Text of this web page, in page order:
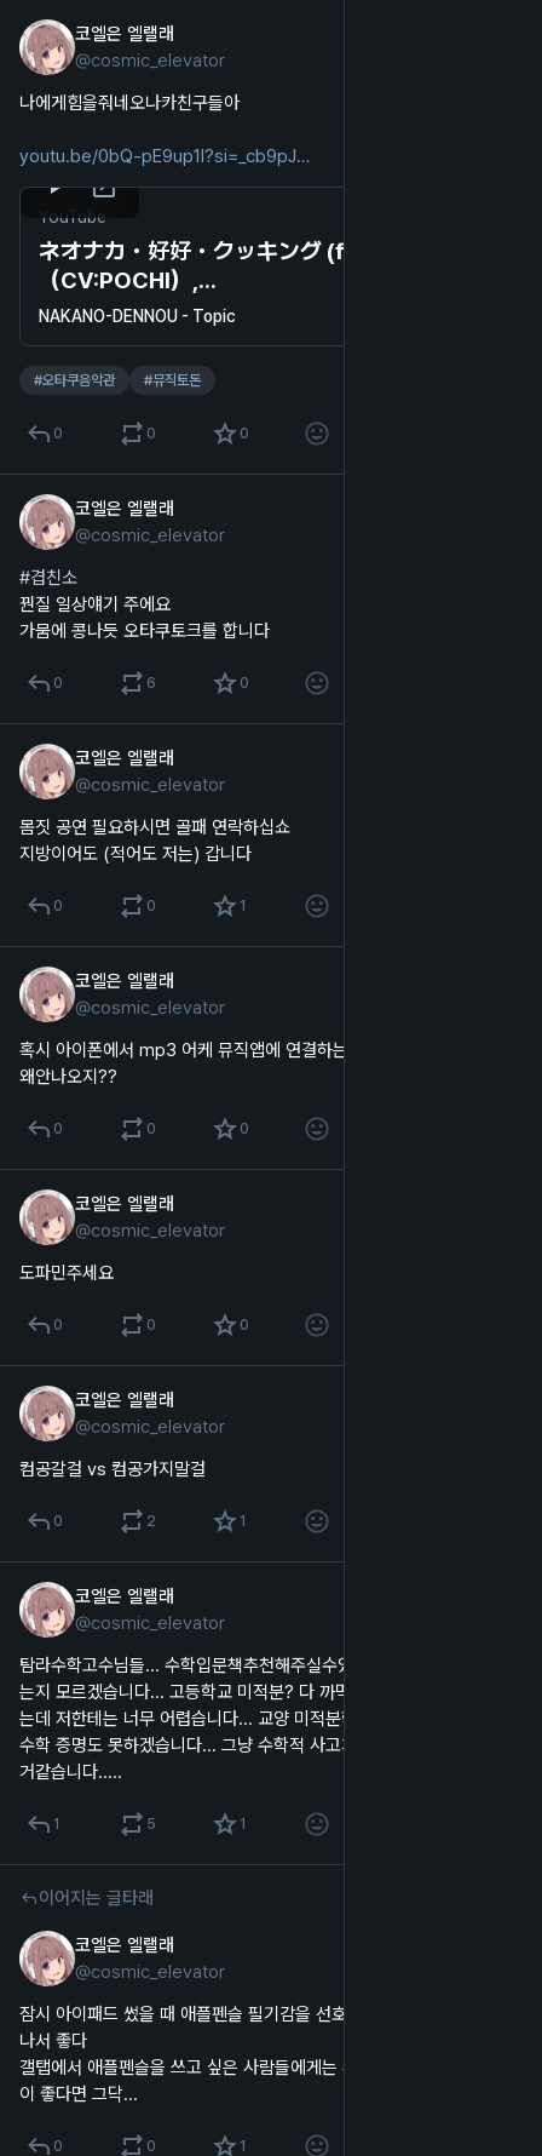
코엘은 엘랠래
@cosmic_elevator
나에게힘을줘네오나카친구들아
youtu.be/0bQ-pE9up1I?si=_cb9pJ
YouTube
ネオナカ・好好・クッキング (feat. 犬甘うる
（CV:POCHI）,...
NAKANO-DENNOU - Topic
#오타쿠음악관 #뮤직토돈
0 0 0
코엘은 엘랠래
@cosmic_elevator
#겹친소
꿘질 일상얘기 주에요
가뭄에 콩나듯 오타쿠토크를 합니다
0 6 0
코엘은 엘랠래
@cosmic_elevator
몸짓 공연 필요하시면 골패 연락하십쇼
지방이어도 (적어도 저는) 갑니다
0 0 1
코엘은 엘랠래
@cosmic_elevator
혹시 아이폰에서 mp3 어케 뮤직앱에 연결하는지 아시는분 계신가요
왜안나오지??
0 0 0
코엘은 엘랠래
@cosmic_elevator
도파민주세요
0 0 0
코엘은 엘랠래
@cosmic_elevator
컴공갈걸 vs 컴공가지말걸
0 2 1
코엘은 엘랠래
@cosmic_elevator
탐라수학고수님들... 수학입문책추천해주실수있나요... 제가 뭘 해야 하
는지 모르겠습니다... 고등학교 미적분? 다 까먹었습니다... 김홍종 책 있
는데 저한테는 너무 어렵습니다... 교양 미적분학 C 받았습니다... 이산
수학 증명도 못하겠습니다... 그냥 수학적 사고가 아예 없어서 사고가날
거같습니다.....
1 5 1
이어지는 글타래
코엘은 엘랠래
@cosmic_elevator
잠시 아이패드 썼을 때 애플펜슬 필기감을 선호했었는데 비슷한 느낌이
나서 좋다
갤탭에서 애플펜슬을 쓰고 싶은 사람들에게는 추천, s펜 특유의 필기감
이 좋다면 그닥...
0 0 1